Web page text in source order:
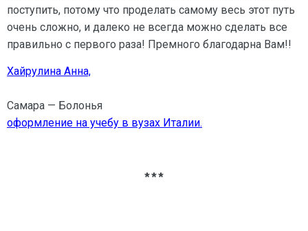
поступить, потому что проделать самому весь этот путь
очень сложно, и далеко не всегда можно сделать все
правильно с первого раза! Премного благодарна Вам!!
Хайрулина Анна,
Самара — Болонья
оформление на учебу в вузах Италии.
***